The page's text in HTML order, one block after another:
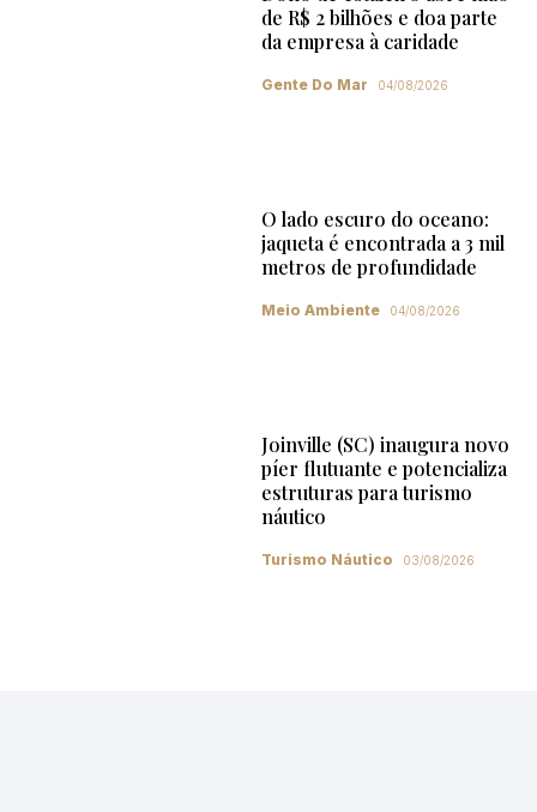
de R$ 2 bilhões e doa parte
da empresa à caridade
Gente Do Mar 04/08/2026
O lado escuro do oceano:
jaqueta é encontrada a 3 mil
metros de profundidade
Meio Ambiente 04/08/2026
Joinville (SC) inaugura novo
píer flutuante e potencializa
estruturas para turismo
náutico
Turismo Náutico 03/08/2026